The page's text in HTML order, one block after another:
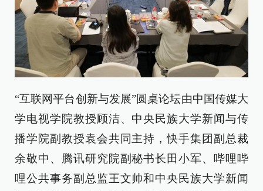
“互联网平台创新与发展”圆桌论坛由中国传媒大
学电视学院教授顾洁、中央民族大学新闻与传
播学院副教授袁会共同主持，快手集团副总裁
余敬中、腾讯研究院副秘书长田小军、哔哩哔
哩公共事务副总监王文帅和中央民族大学新闻